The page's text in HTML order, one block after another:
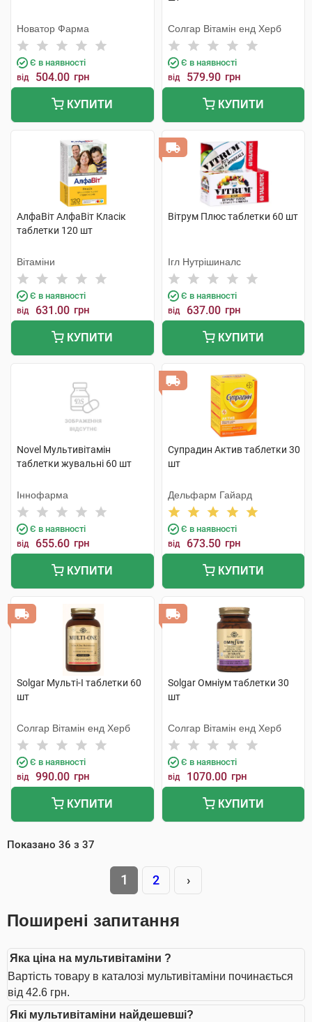
Новатор Фарма
Є в наявності
від 504.00 грн
КУПИТИ
Солгар Вітамін енд Херб
Є в наявності
від 579.90 грн
КУПИТИ
АлфаВіт АлфаВіт Класік
таблетки 120 шт
Вітаміни
Є в наявності
від 631.00 грн
КУПИТИ
Вітрум Плюс таблетки 60 шт
Ігл Нутрішиналс
Є в наявності
від 637.00 грн
КУПИТИ
Novel Мультивітамін
таблетки жувальні 60 шт
Іннофарма
Є в наявності
від 655.60 грн
КУПИТИ
Супрадин Актив таблетки 30
шт
Дельфарм Гайард
Є в наявності
від 673.50 грн
КУПИТИ
Solgar Мульті-I таблетки 60
шт
Солгар Вітамін енд Херб
Є в наявності
від 990.00 грн
КУПИТИ
Solgar Омніум таблетки 30
шт
Солгар Вітамін енд Херб
Є в наявності
від 1070.00 грн
КУПИТИ
Показано 36 з 37
1 2 ›
Поширені запитання
Яка ціна на мультивітаміни ?
Вартість товару в каталозі мультивітаміни починається
від 42.6 грн.
Які мультивітаміни найдешевші?